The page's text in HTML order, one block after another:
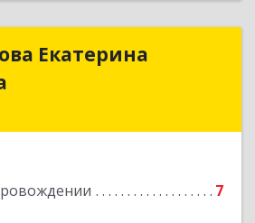
Екатерина
7
Екатерина
Подробнее